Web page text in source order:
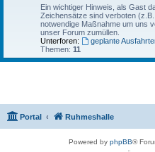
Ein wichtiger Hinweis, als Gast
Zeichensätze sind verboten
notwendige Maßnahme um uns
unser Forum zumüllen.
Unterforen:
geplante
Themen: 11
Portal Ruhmeshalle
Powered by phpBB®